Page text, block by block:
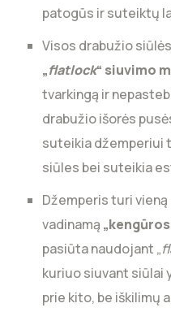
patogūs ir suteiktų
Visos drabužio
„flatlock“ siuvimo
tvarkingą ir
drabužio išorės
suteikia džemperiui
siūles bei suteikia
Džemperis turi
vadinamą
pasiūta naudojant „
kuriuo siuvant siūlai
prie kito, be iškilimų